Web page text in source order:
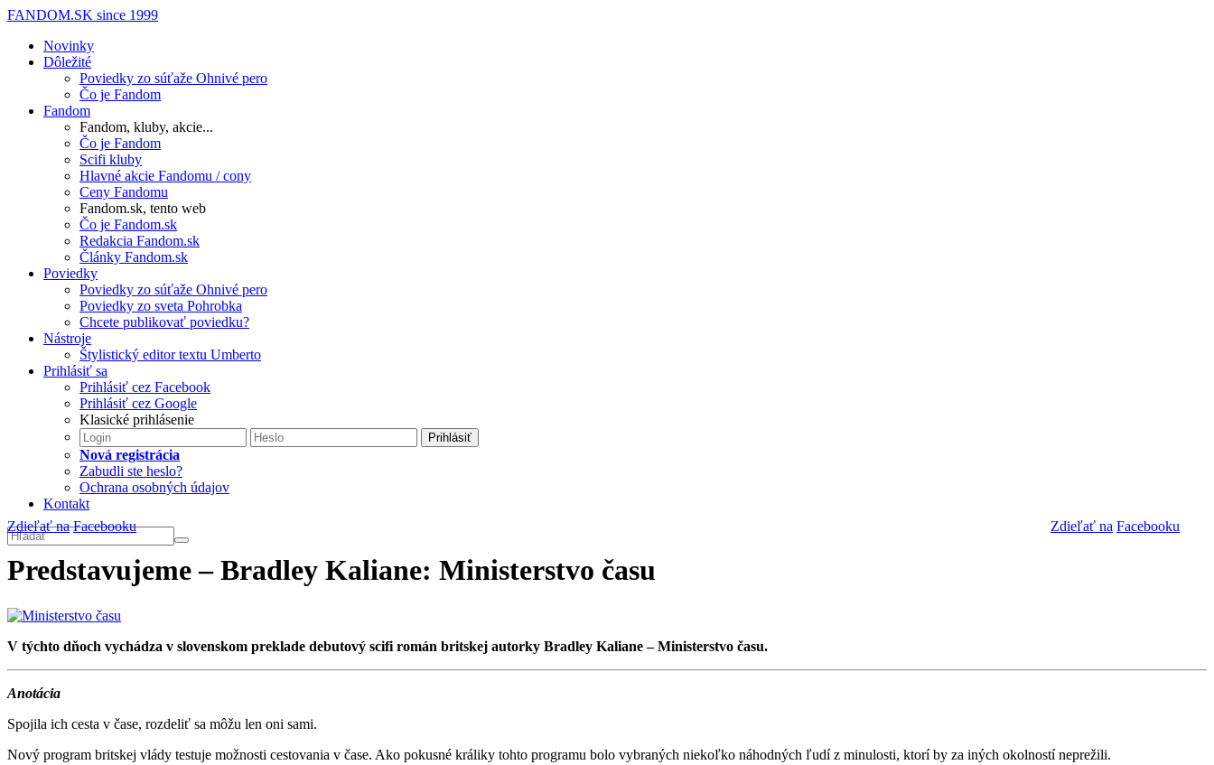
FANDOM.SK since 1999
Novinky
Dôležité
Poviedky zo súťaže Ohnivé pero
Čo je Fandom
Fandom
Fandom, kluby, akcie...
Čo je Fandom
Scifi kluby
Hlavné akcie Fandomu / cony
Ceny Fandomu
Fandom.sk, tento web
Čo je Fandom.sk
Redakcia Fandom.sk
Články Fandom.sk
Poviedky
Poviedky zo súťaže Ohnivé pero
Poviedky zo sveta Pohrobka
Chcete publikovať poviedku?
Nástroje
Štylistický editor textu Umberto
Prihlásiť sa
Prihlásiť cez Facebook
Prihlásiť cez Google
Klasické prihlásenie
Prihlásiť
Nová registrácia
Zabudli ste heslo?
Ochrana osobných údajov
Kontakt
Zdieľať na Facebooku
Zdieľať na Facebooku
Predstavujeme – Bradley Kaliane: Ministerstvo času
V týchto dňoch vychádza v slovenskom preklade debutový scifi román britskej autorky Bradley Kaliane – Ministerstvo času.
Anotácia
Spojila ich cesta v čase, rozdeliť sa môžu len oni sami.
Nový program britskej vlády testuje možnosti cestovania v čase. Ako pokusné králiky tohto programu bolo vybraných niekoľko náhodných ľudí z minulosti, ktorí by za iných okolností neprežili.